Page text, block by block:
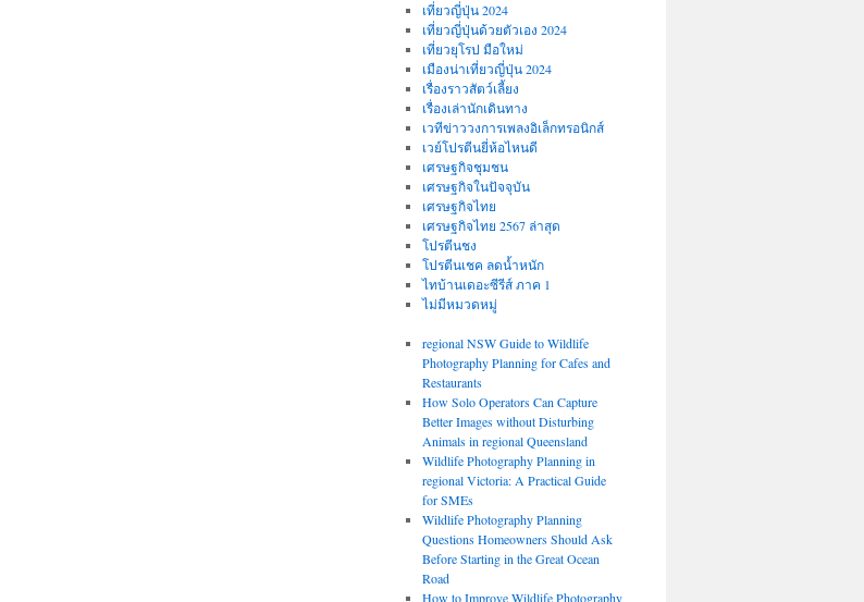
เที่ยวญี่ปุ่น 2024
เที่ยวญี่ปุ่นด้วยตัวเอง 2024
เที่ยวยุโรป มือใหม่
เมืองน่าเที่ยวญี่ปุ่น 2024
เรื่องราวสัตว์เลี้ยง
เรื่องเล่านักเดินทาง
เวทีข่าววงการเพลงอิเล็กทรอนิกส์
เวย์โปรตีนยี่ห้อไหนดี
เศรษฐกิจชุมชน
เศรษฐกิจในปัจจุบัน
เศรษฐกิจไทย
เศรษฐกิจไทย 2567 ล่าสุด
โปรตีนชง
โปรตีนเชค ลดน้ำหนัก
ไทบ้านเดอะซีรีส์ ภาค 1
ไม่มีหมวดหมู่
regional NSW Guide to Wildlife
Photography Planning for Cafes and
Restaurants
How Solo Operators Can Capture
Better Images without Disturbing
Animals in regional Queensland
Wildlife Photography Planning in
regional Victoria: A Practical Guide
for SMEs
Wildlife Photography Planning
Questions Homeowners Should Ask
Before Starting in the Great Ocean
Road
How to Improve Wildlife Photography